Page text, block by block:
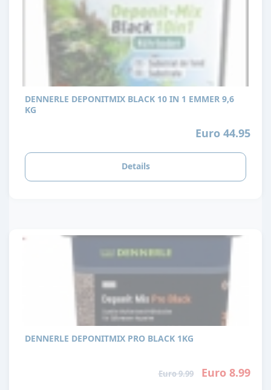
DENNERLE DEPONITMIX BLACK 10 IN 1 EMMER 9,6
KG
Euro 44.95
Details
DENNERLE DEPONITMIX PRO BLACK 1KG
Euro 9.99 Euro 8.99